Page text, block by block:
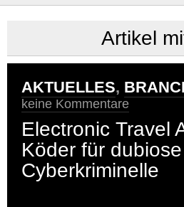
Artikel
AKTUELLES,
keine Kommentare
Electronic Travel
Köder für
Cyberkriminelle